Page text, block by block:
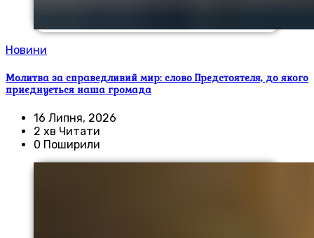
Новини
Молитва за справедливий мир: слово Предстоятеля, до якого
приєднується наша громада
16 Липня, 2026
2 хв Читати
0 Поширили